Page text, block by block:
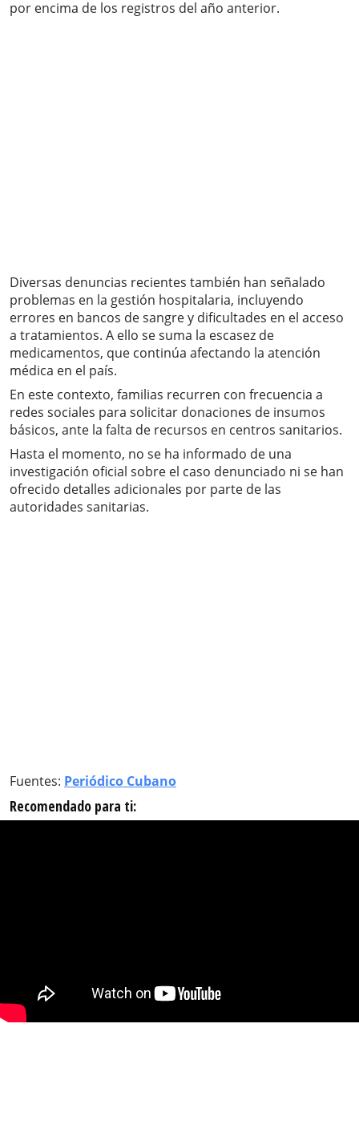
por encima de los registros del año anterior.
Diversas denuncias recientes también han señalado
problemas en la gestión hospitalaria, incluyendo
errores en bancos de sangre y dificultades en el acceso
a tratamientos. A ello se suma la escasez de
medicamentos, que continúa afectando la atención
médica en el país.
En este contexto, familias recurren con frecuencia a
redes sociales para solicitar donaciones de insumos
básicos, ante la falta de recursos en centros sanitarios.
Hasta el momento, no se ha informado de una
investigación oficial sobre el caso denunciado ni se han
ofrecido detalles adicionales por parte de las
autoridades sanitarias.
Fuentes: Periódico Cubano
Recomendado para ti: